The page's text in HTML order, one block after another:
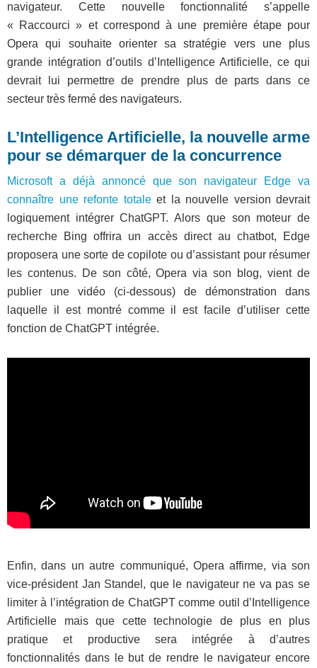
navigateur. Cette nouvelle fonctionnalité s’appelle
« Raccourci » et correspond à une première étape pour
Opera qui souhaite orienter sa stratégie vers une plus
grande intégration d’outils d’Intelligence Artificielle, ce qui
devrait lui permettre de prendre plus de parts dans ce
secteur très fermé des navigateurs.
L’Intelligence Artificielle, la nouvelle arme
pour se démarquer de la concurrence
Microsoft a déjà annoncé que son navigateur Edge va
connaître une refonte totaleet la nouvelle version devrait
logiquement intégrer ChatGPT. Alors que son moteur de
recherche Bing offrira un accès direct au chatbot, Edge
proposera une sorte de copilote ou d’assistant pour résumer
les contenus. De son côté, Opera via son blog, vient de
publier une vidéo (ci-dessous) de démonstration dans
laquelle il est montré comme il est facile d’utiliser cette
fonction de ChatGPT intégrée.
Enfin, dans un autre communiqué, Opera affirme, via son
vice-président Jan Standel, que le navigateur ne va pas se
limiter à l’intégration de ChatGPT comme outil d’Intelligence
Artificielle mais que cette technologie de plus en plus
pratique et productive sera intégrée à d’autres
fonctionnalités dans le but de rendre le navigateur encore